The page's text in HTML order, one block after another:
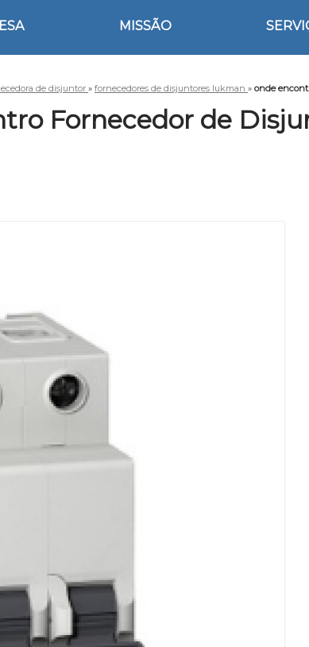
MISSÃO
de disjuntor » fornecedores de disjuntores lukman » onde
Fornecedor de